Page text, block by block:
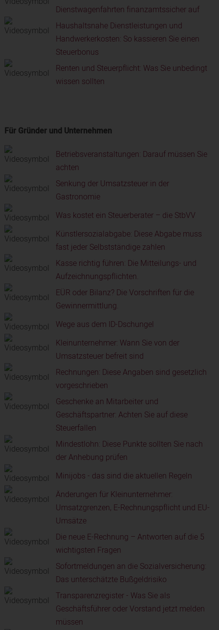
Dienstwagenfahrten finanzamtssicher auf
Haushaltsnahe Dienstleistungen und
Handwerkerkosten: So kassieren Sie einen
Steuerbonus
Renten und Steuerpflicht: Was Sie unbedingt
wissen sollten
Für Gründer und Unternehmen
Betriebsveranstaltungen: Darauf müssen Sie
achten
Senkung der Umsatzsteuer in der
Gastronomie
Was kostet ein Steuerberater – die StbVV
Künstlersozialabgabe: Diese Abgabe muss
fast jeder Selbstständige zahlen
Kasse richtig führen: Die Mitteilungs- und
Aufzeichnungspflichten.
EÜR oder Bilanz? Die Vorschriften für die
Gewinnermittlung.
Wege aus dem ID-Dschungel
Kleinunternehmer: Wann Sie von der
Umsatzsteuer befreit sind
Rechnungen: Diese Angaben sind gesetzlich
vorgeschrieben
Geschenke an Mitarbeiter und
Geschäftspartner: Achten Sie auf diese
Steuerfallen
Mindestlohn: Diese Punkte sollten Sie nach
der Anhebung prüfen
Minijobs - das sind die aktuellen Regeln
Änderungen für Kleinunternehmer:
Umsatzgrenzen, E-Rechnungspflicht und EU-
Umsätze
Die neue E-Rechnung – Antworten auf die 5
wichtigsten Fragen
Sofortmeldungen an die Sozialversicherung:
Das unterschätzte Bußgeldrisiko
Transparenzregister - Was Sie als
Geschäftsführer oder Vorstand jetzt melden
müssen